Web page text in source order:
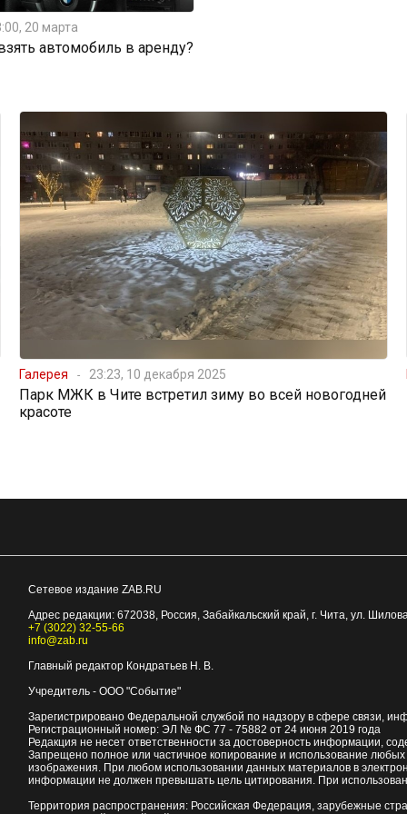
20 марта
автомобиль в аренду?
Галерея 23:23, 10 декабря 2025
Парк МЖК в Чите встретил зиму во всей новогодней
красоте
Сетевое издание ZAB.RU
Адрес редакции: 672038, Россия, Забайкальский край, г. Чита, ул.
+7 (3022) 32-55-66
info@zab.ru
Главный редактор Кондратьев Н. В.
Учредитель - ООО "Событие"
Зарегистрировано Федеральной службой по надзору в сфере связи,
Регистрационный номер: ЭЛ № ФС 77 - 75882 от 24 июня 2019 года
Редакция не несет ответственности за достоверность информации,
Запрещено полное или частичное копирование и использование
изображения. При любом использовании данных материалов в
информации не должен превышать цель цитирования. При
Территория распространения: Российская Федерация, зарубежные